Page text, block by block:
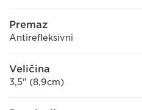
Premaz
Antirefleksivni
Veličina
3,5" (8,9cm)